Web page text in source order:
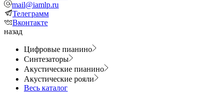
mail@iamlp.ru
Телеграмм
Вконтакте
назад
Цифровые пианино
Синтезаторы
Акустические пианино
Акустические рояли
Весь каталог